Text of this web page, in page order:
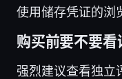
使用储存凭证的浏
购买前要不要看
强烈建议查看独立